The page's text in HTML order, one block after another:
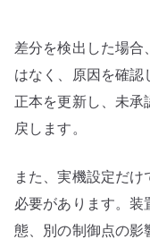
差分を検出した場
はなく、原因を確
正本を更新し、未
戻します。
また、実機設定だ
必要があります。
態、別の制御点の影